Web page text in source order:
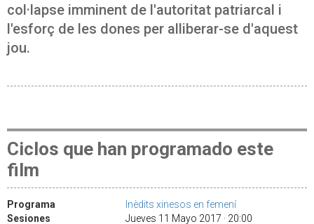
col·lapse imminent de l'autoritat patriarcal i
l'esforç de les dones per alliberar-se d'aquest
jou.
Ciclos que han programado este
film
Programa
Inèdits xinesos en femení
Sesiones
Jueves 11 Mayo 2017 · 20:00